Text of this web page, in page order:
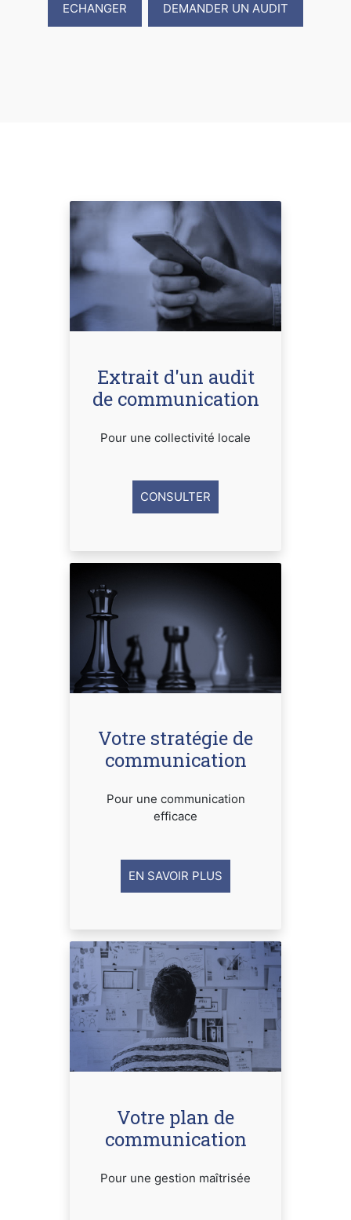
ECHANGER DEMANDER UN AUDIT
Extrait d'un audit
de communication
Pour une collectivité locale
CONSULTER
Votre stratégie de
communication
Pour une communication
efficace
EN SAVOIR PLUS
Votre plan de
communication
Pour une gestion maîtrisée